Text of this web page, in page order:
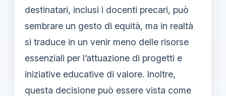
destinatari, inclusi i docenti precari, può
sembrare un gesto di equità, ma in realtà
si traduce in un venir meno delle risorse
essenziali per l’attuazione di progetti e
iniziative educative di valore. Inoltre,
questa decisione può essere vista come